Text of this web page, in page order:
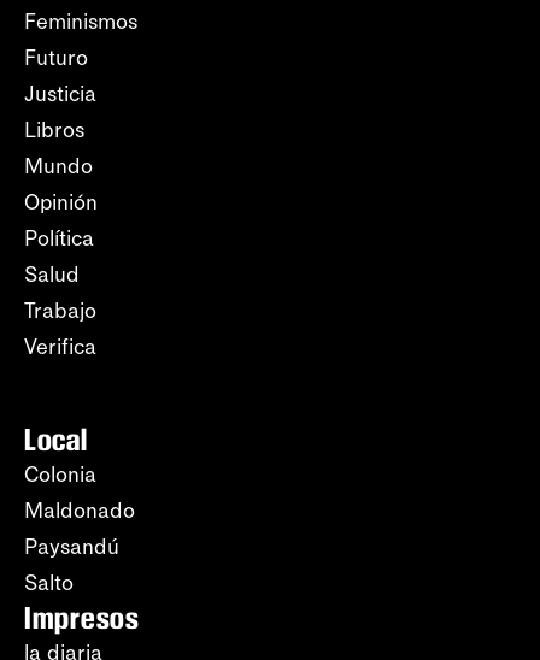
Feminismos
Futuro
Justicia
Libros
Mundo
Opinión
Política
Salud
Trabajo
Verifica
Local
Colonia
Maldonado
Paysandú
Salto
Impresos
la diaria